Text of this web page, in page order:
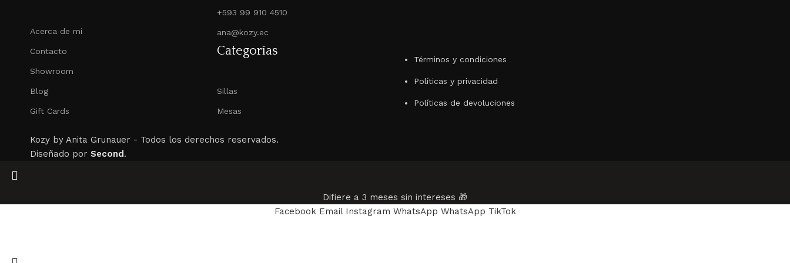
Acerca de mi
Contacto
Showroom
Blog
Gift Cards
+593 99 910 4510
ana@kozy.ec
Categorías
Sillas
Mesas
Términos y condiciones
Políticas y privacidad
Políticas de devoluciones
Kozy by Anita Grunauer - Todos los derechos reservados.
Diseñado por Second.
Difiere a 3 meses sin intereses 🎁
Facebook Email Instagram WhatsApp WhatsApp TikTok